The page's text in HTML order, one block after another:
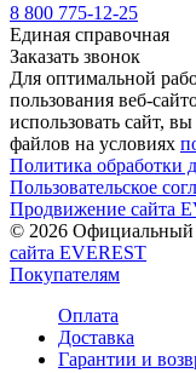
8 800 775-12-25
Единая справочная
Заказать звонок
Для оптимальной
пользования веб-
использовать сайт,
файлов на условиях
Политика обработки
Пользовательское
Продвижение сайта
© 2026 Официальный
сайта EVEREST
Покупателям
Оплата
Доставка
Гарантии и